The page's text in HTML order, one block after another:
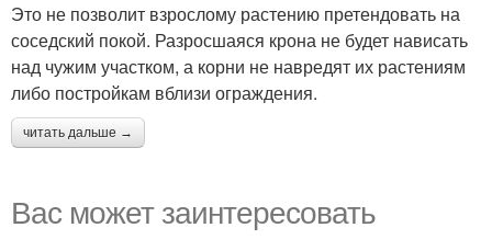
Это не позволит взрослому растению претендовать на
соседский покой. Разросшаяся крона не будет нависать
над чужим участком, а корни не навредят их растениям
либо постройкам вблизи ограждения.
читать дальше →
Вас может заинтересовать